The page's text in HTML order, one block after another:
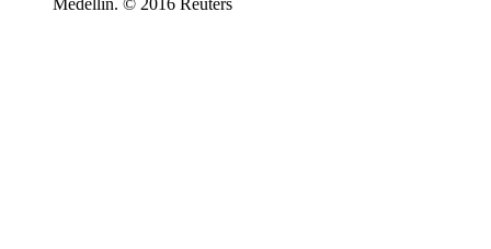
Medellín. © 2016 Reuters